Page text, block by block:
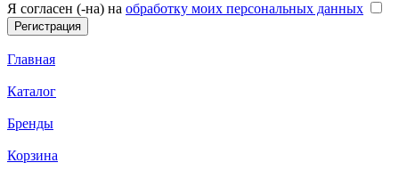
Я согласен (-на) на обработку моих персональных данных
Главная
Каталог
Бренды
Корзина